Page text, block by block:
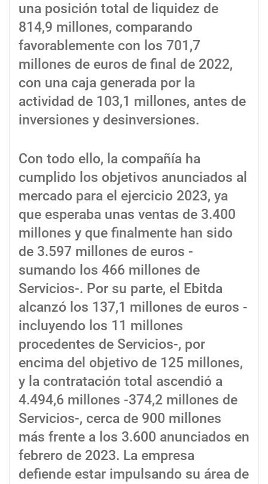
una posición total de liquidez de
814,9 millones, comparando
favorablemente con los 701,7
millones de euros de final de 2022,
con una caja generada por la
actividad de 103,1 millones, antes de
inversiones y desinversiones.
Con todo ello, la compañía ha
cumplido los objetivos anunciados al
mercado para el ejercicio 2023, ya
que esperaba unas ventas de 3.400
millones y que finalmente han sido
de 3.597 millones de euros -
sumando los 466 millones de
Servicios-. Por su parte, el Ebitda
alcanzó los 137,1 millones de euros -
incluyendo los 11 millones
procedentes de Servicios-, por
encima del objetivo de 125 millones,
y la contratación total ascendió a
4.494,6 millones -374,2 millones de
Servicios-, cerca de 900 millones
más frente a los 3.600 anunciados en
febrero de 2023. La empresa
defiende estar impulsando su área de